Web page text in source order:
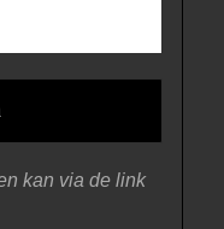
kan via de link